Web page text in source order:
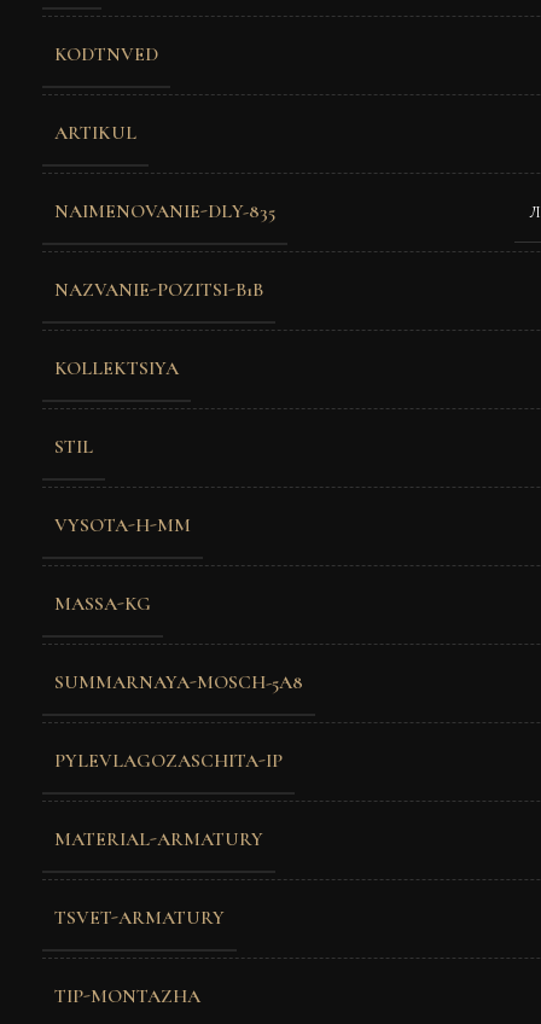
KODTNVED
ARTIKUL
NAIMENOVANIE-DLY-835
NAZVANIE-POZITSI-B1B
KOLLEKTSIYA
STIL
VYSOTA-H-MM
MASSA-KG
SUMMARNAYA-MOSCH-5A8
PYLEVLAGOZASCHITA-IP
MATERIAL-ARMATURY
TSVET-ARMATURY
TIP-MONTAZHA